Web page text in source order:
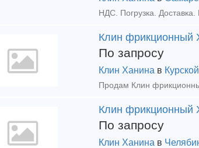
Клин фрикционный
По запросу
Клин Ханина в
Продам Клин
Клин фрикционный
По запросу
Клин Ханина в